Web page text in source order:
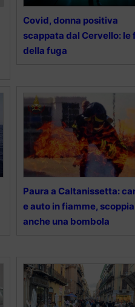
Covid, donna positiva
scappata dal Cervello: le
della fuga
Paura a Caltanissetta:
e auto in fiamme, scoppia
anche una bombola